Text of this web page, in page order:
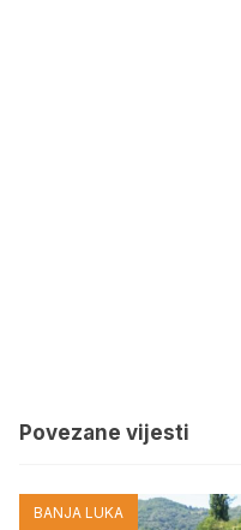
Povezane vijesti
BANJA LUKA